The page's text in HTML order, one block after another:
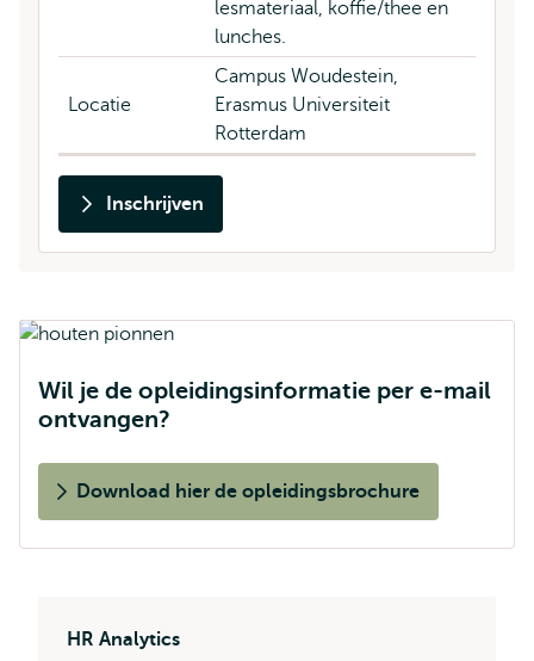
lesmateriaal, koffie/thee en
lunches.
Locatie
Campus Woudestein,
Erasmus Universiteit
Rotterdam
Inschrijven
Wil je de opleidingsinformatie per e-mail
ontvangen?
Download hier de opleidingsbrochure
HR Analytics